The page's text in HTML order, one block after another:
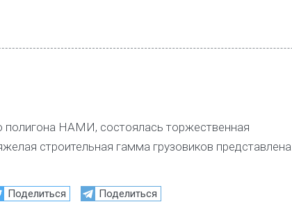
полигона НАМИ, состоялась торжественная
строительная гамма грузовиков представлена
Поделиться Поделиться